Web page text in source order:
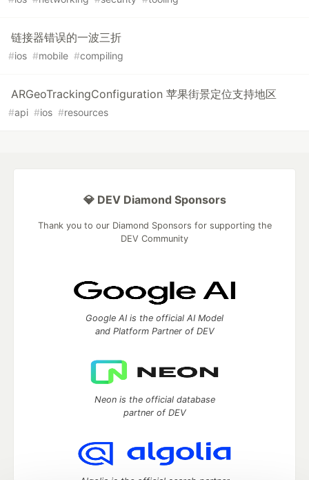
链接器错误的一波三折
#ios #mobile #compiling
ARGeoTrackingConfiguration 苹果街景定位支持地区
#api #ios #resources
💎 DEV Diamond Sponsors
Thank you to our Diamond Sponsors for supporting the
DEV Community
Google AI is the official AI Model
and Platform Partner of DEV
Neon is the official database
partner of DEV